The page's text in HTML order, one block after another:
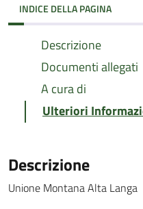
INDICE DELLA PAGINA
Descrizione
Documenti allegati
A cura di
Ulteriori
Descrizione
Unione Montana Alta Langa